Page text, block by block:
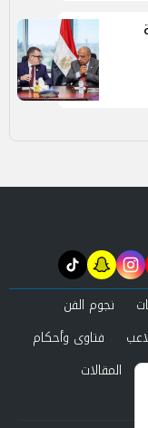
instagram
snapchat
tiktok
نجوم الفن
فتاوى وأحكام
المقالات